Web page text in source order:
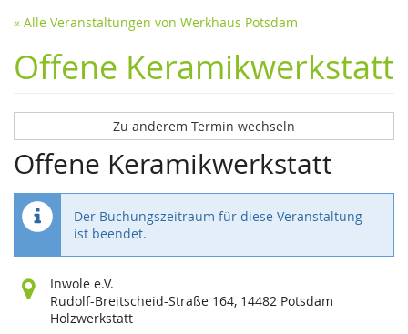
« Alle Veranstaltungen von Werkhaus Potsdam
Offene Keramikwerkstatt
Zu anderem Termin wechseln
Offene Keramikwerkstatt
Der Buchungszeitraum für diese Veranstaltung
ist beendet.
Wo
findet
diese
Inwole e.V.
Rudolf-Breitscheid-Straße 164, 14482 Potsdam
Holzwerkstatt